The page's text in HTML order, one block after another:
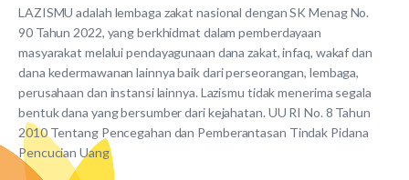
LAZISMU adalah lembaga zakat nasional dengan SK Menag No.
90 Tahun 2022, yang berkhidmat dalam pemberdayaan
masyarakat melalui pendayagunaan dana zakat, infaq, wakaf dan
dana kedermawanan lainnya baik dari perseorangan, lembaga,
perusahaan dan instansi lainnya. Lazismu tidak menerima segala
bentuk dana yang bersumber dari kejahatan. UU RI No. 8 Tahun
2010 Tentang Pencegahan dan Pemberantasan Tindak Pidana
Pencucian Uang